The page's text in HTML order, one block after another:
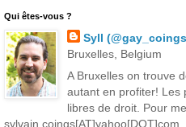
Qui êtes-vous ?
Syll
Bruxelles, Belgium
A Bruxelles on trouve
autant en profiter! Les
libres de droit. Pour
sylvain.coings[AT]yahoo[DOT]com